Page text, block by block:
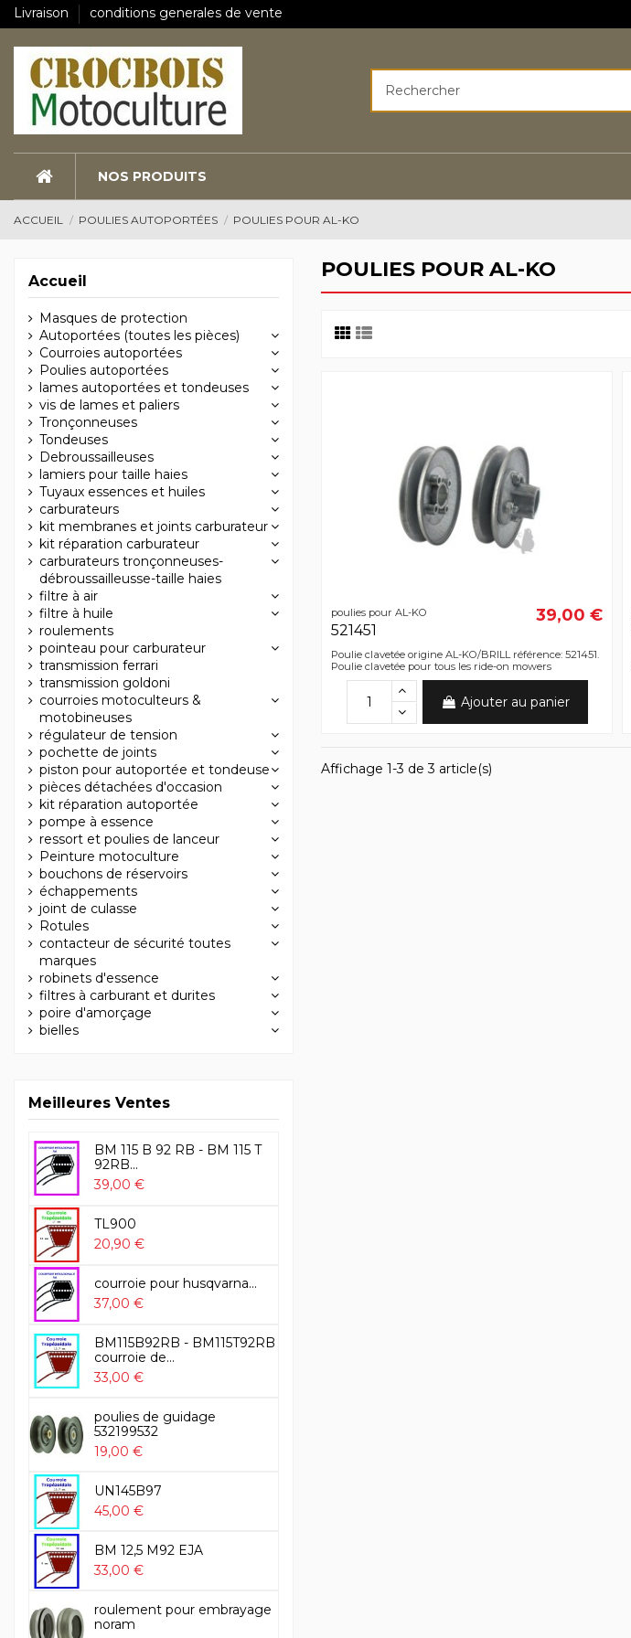
Livraison conditions generales de vente
NOS PRODUITS
ACCUEIL POULIES AUTOPORTÉES POULIES POUR AL-KO
POULIES POUR AL-KO
poulies pour AL-KO
521451
39,00 €
Poulie clavetée origine AL-KO/BRILL référence: 521451.
Poulie clavetée pour tous les ride-on mowers
Ajouter au panier
Affichage 1-3 de 3 article(s)
Accueil
Masques de protection
Autoportées (toutes les pièces)
Courroies autoportées
Poulies autoportées
lames autoportées et tondeuses
vis de lames et paliers
Tronçonneuses
Tondeuses
Debroussailleuses
lamiers pour taille haies
Tuyaux essences et huiles
carburateurs
kit membranes et joints carburateur
kit réparation carburateur
carburateurs tronçonneuses-
débroussailleusse-taille haies
filtre à air
filtre à huile
roulements
pointeau pour carburateur
transmission ferrari
transmission goldoni
courroies motoculteurs &
motobineuses
régulateur de tension
pochette de joints
piston pour autoportée et tondeuse
pièces détachées d'occasion
kit réparation autoportée
pompe à essence
ressort et poulies de lanceur
Peinture motoculture
bouchons de réservoirs
échappements
joint de culasse
Rotules
contacteur de sécurité toutes
marques
robinets d'essence
filtres à carburant et durites
poire d'amorçage
bielles
Meilleures Ventes
BM 115 B 92 RB - BM 115 T
92RB...
39,00 €
TL900
20,90 €
courroie pour husqvarna...
37,00 €
BM115B92RB - BM115T92RB
courroie de...
33,00 €
poulies de guidage
532199532
19,00 €
UN145B97
45,00 €
BM 12,5 M92 EJA
33,00 €
roulement pour embrayage
noram